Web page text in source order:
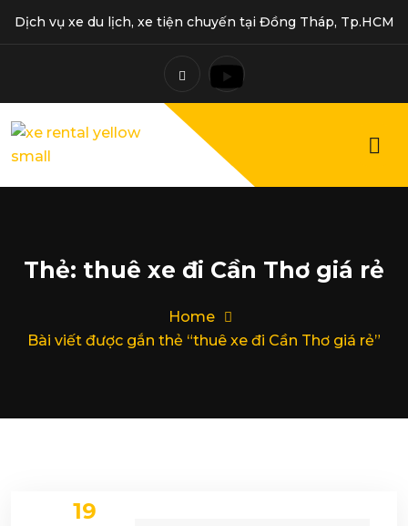
Dịch vụ xe du lịch, xe tiện chuyến tại Đồng Tháp, Tp.HCM
Thẻ: thuê xe đi Cần Thơ giá rẻ
Home
Bài viết được gắn thẻ “thuê xe đi Cần Thơ giá rẻ”
19